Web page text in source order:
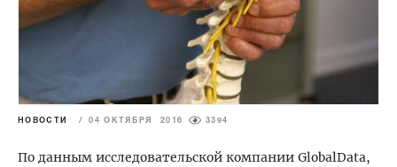
НОВОСТИ / 04 ОКТЯБРЯ 2016 3394
По данным исследовательской компании GlobalData,